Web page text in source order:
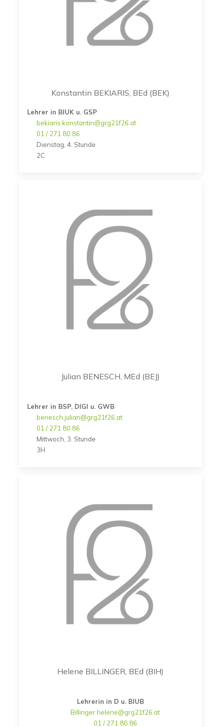
Konstantin BEKIARIS, BEd (BEK)
Lehrer in BIUK u. GSP
bekiaris.konstantin@grg21f26.at
01 / 271 80 86
Dienstag, 4. Stunde
2C
Julian BENESCH, MEd (BEJ)
Lehrer in BSP, DIGI u. GWB
benesch.julian@grg21f26.at
01 / 271 80 86
Mittwoch, 3. Stunde
3H
Helene BILLINGER, BEd (BIH)
Lehrerin in D u. BIUB
Billinger.helene@grg21f26.at
01 / 271 80 86